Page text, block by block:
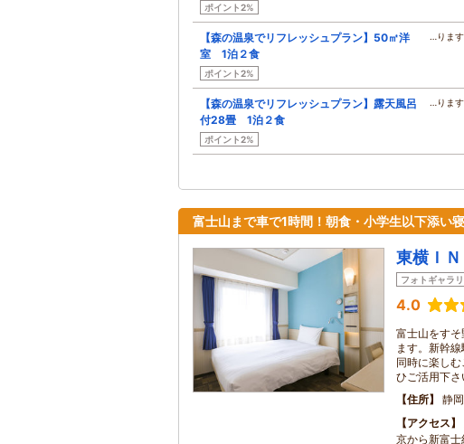
ポイント2%
【森の温泉でリフレッシュプラン】50㎡洋
室 1泊２食
ポイント2%
…りま
【森の温泉でリフレッシュプラン】露天風呂
付28畳 1泊２食
ポイント2%
…りま
富士山まで車で1時間！朝食・小学生以下添い
東横Ｉ
フォトギャラ
4.0
富士山をす
ます。新幹
同時に楽し
ひご活用下さ
住所
静
アクセス
京から新富